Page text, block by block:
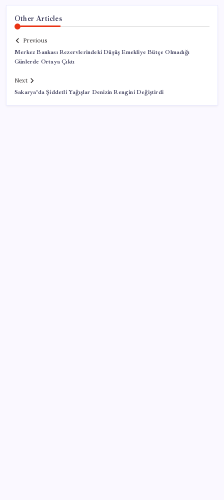
Other Articles
Previous
Merkez Bankası Rezervlerindeki Düşüş Emekliye Bütçe Olmadığı
Günlerde Ortaya Çıktı
Next
Sakarya’da Şiddetli Yağışlar Denizin Rengini Değiştirdi